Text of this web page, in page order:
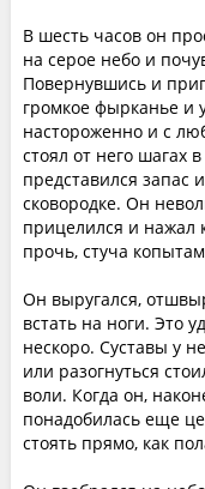
В шесть часов он
на серое небо и
Повернувшись и
громкое фырканье и
настороженно и с
стоял от него шагах
представился
сковородке. Он
прицелился и нажал
прочь, стуча
Он выругался,
встать на ноги. Это
нескоро. Суставы у
или разогнуться
воли. Когда он,
понадобилась еще
стоять прямо, как